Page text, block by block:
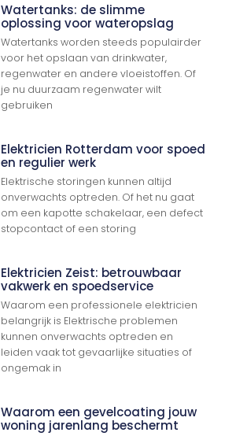
Watertanks: de slimme
oplossing voor wateropslag
Watertanks worden steeds populairder
voor het opslaan van drinkwater,
regenwater en andere vloeistoffen. Of
je nu duurzaam regenwater wilt
gebruiken
Elektricien Rotterdam voor spoed
en regulier werk
Elektrische storingen kunnen altijd
onverwachts optreden. Of het nu gaat
om een kapotte schakelaar, een defect
stopcontact of een storing
Elektricien Zeist: betrouwbaar
vakwerk en spoedservice
Waarom een professionele elektricien
belangrijk is Elektrische problemen
kunnen onverwachts optreden en
leiden vaak tot gevaarlijke situaties of
ongemak in
Waarom een gevelcoating jouw
woning jarenlang beschermt